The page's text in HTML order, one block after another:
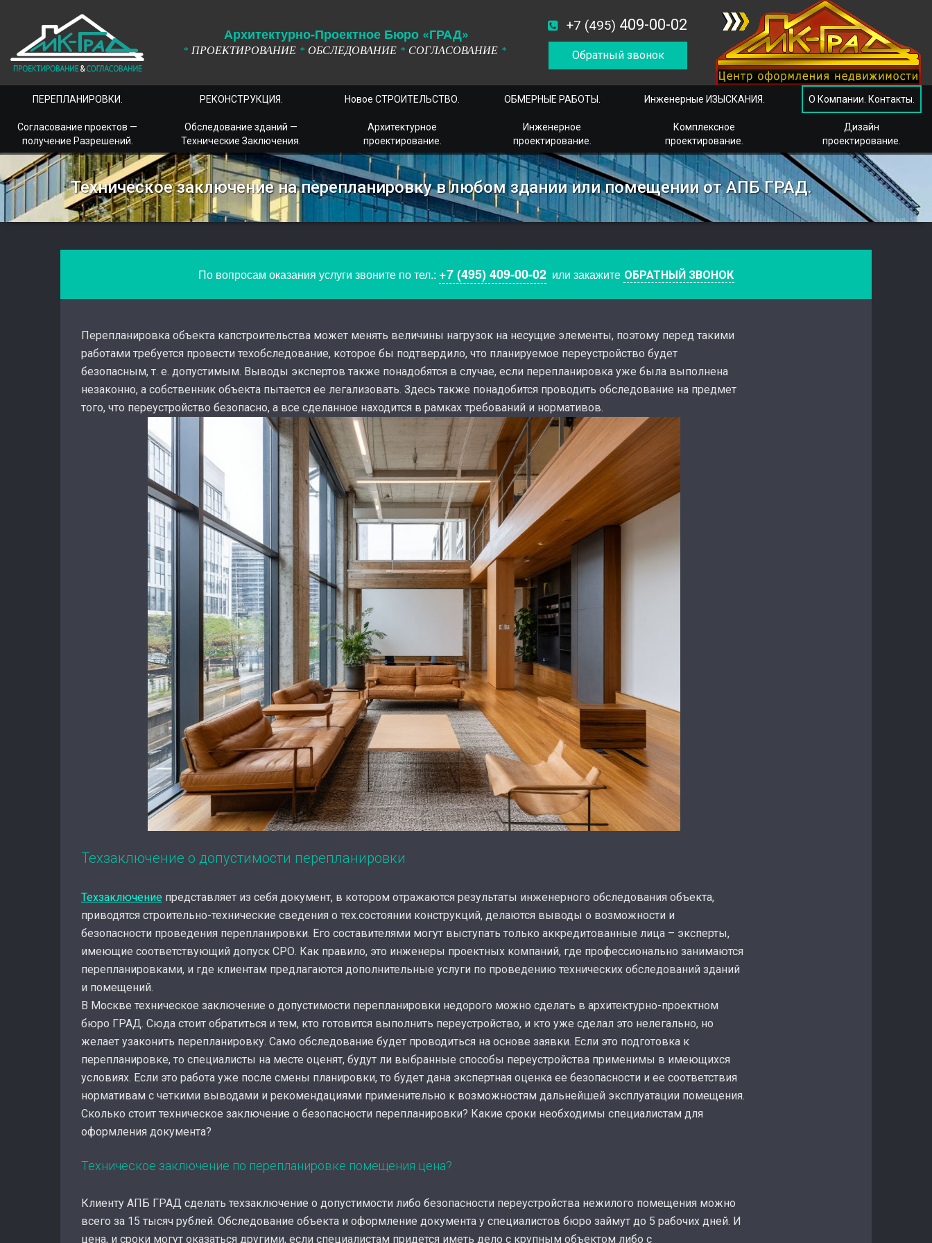
Архитектурно-Проектное Бюро «ГРАД»
* ПРОЕКТИРОВАНИЕ * ОБСЛЕДОВАНИЕ * СОГЛАСОВАНИЕ *
+7 (495) 409-00-02
Обратный звонок
ПЕРЕПЛАНИРОВКИ. РЕКОНСТРУКЦИЯ. Новое СТРОИТЕЛЬСТВО. ОБМЕРНЫЕ РАБОТЫ. Инженерные ИЗЫСКАНИЯ. О Компании. Контакты.
Согласование проектов —
получение Разрешений.
Обследование зданий —
Технические Заключения.
Архитектурное
проектирование.
Инженерное
проектирование.
Комплексное
проектирование.
Дизайн
проектирование.
Техническое заключение на перепланировку в любом здании или помещении от АПБ ГРАД.
По вопросам оказания услуги звоните по тел.: +7 (495) 409-00-02или закажите ОБРАТНЫЙ ЗВОНОК
Перепланировка объекта капстроительства может менять величины нагрузок на несущие элементы, поэтому перед такими
работами требуется провести техобследование, которое бы подтвердило, что планируемое переустройство будет
безопасным, т. е. допустимым. Выводы экспертов также понадобятся в случае, если перепланировка уже была выполнена
незаконно, а собственник объекта пытается ее легализовать. Здесь также понадобится проводить обследование на предмет
того, что переустройство безопасно, а все сделанное находится в рамках требований и нормативов.
Техзаключение о допустимости перепланировки
Техзаключение представляет из себя документ, в котором отражаются результаты инженерного обследования объекта,
приводятся строительно-технические сведения о тех.состоянии конструкций, делаются выводы о возможности и
безопасности проведения перепланировки. Его составителями могут выступать только аккредитованные лица – эксперты,
имеющие соответствующий допуск СРО. Как правило, это инженеры проектных компаний, где профессионально занимаются
перепланировками, и где клиентам предлагаются дополнительные услуги по проведению технических обследований зданий
и помещений.
В Москве техническое заключение о допустимости перепланировки недорого можно сделать в архитектурно-проектном
бюро ГРАД. Сюда стоит обратиться и тем, кто готовится выполнить переустройство, и кто уже сделал это нелегально, но
желает узаконить перепланировку. Само обследование будет проводиться на основе заявки. Если это подготовка к
перепланировке, то специалисты на месте оценят, будут ли выбранные способы переустройства применимы в имеющихся
условиях. Если это работа уже после смены планировки, то будет дана экспертная оценка ее безопасности и ее соответствия
нормативам с четкими выводами и рекомендациями применительно к возможностям дальнейшей эксплуатации помещения.
Сколько стоит техническое заключение о безопасности перепланировки? Какие сроки необходимы специалистам для
оформления документа?
Техническое заключение по перепланировке помещения цена?
Клиенту АПБ ГРАД сделать техзаключение о допустимости либо безопасности переустройства нежилого помещения можно
всего за 15 тысяч рублей. Обследование объекта и оформление документа у специалистов бюро займут до 5 рабочих дней. И
цена, и сроки могут оказаться другими, если специалистам придется иметь дело с крупным объектом либо с